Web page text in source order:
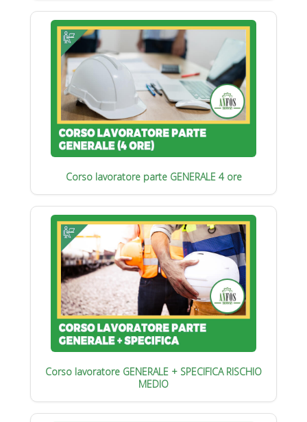
Corso lavoratore parte GENERALE 4 ore
Corso lavoratore GENERALE + SPECIFICA RISCHIO
MEDIO